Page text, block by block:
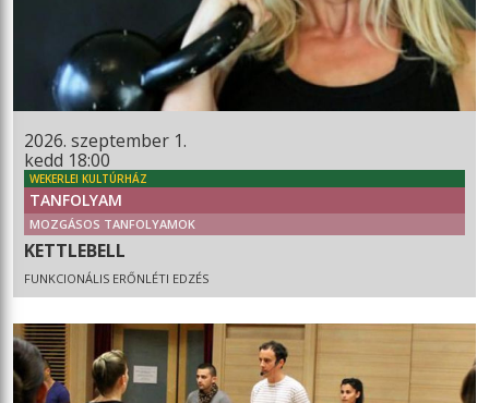
2026. szeptember 1.
kedd 18:00
WEKERLEI KULTÚRHÁZ
TANFOLYAM
MOZGÁSOS TANFOLYAMOK
KETTLEBELL
FUNKCIONÁLIS ERŐNLÉTI EDZÉS